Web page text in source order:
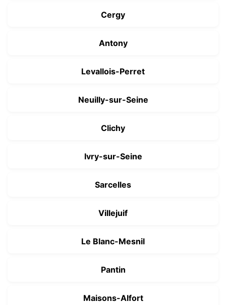
Cergy
Antony
Levallois-Perret
Neuilly-sur-Seine
Clichy
Ivry-sur-Seine
Sarcelles
Villejuif
Le Blanc-Mesnil
Pantin
Maisons-Alfort